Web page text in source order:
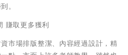
。
賺取更多獲利
市場排版整潔、內容經過設計，精